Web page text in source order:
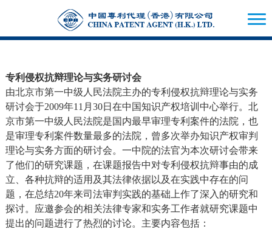
专利侵权抗辩理论与实务研讨会
由北京市第一中级人民法院主办的专利侵权抗辩理论与实务
研讨会于2009年11月30日在中国知识产权培训中心举行。北
京市第一中级人民法院是国内最早审理专利案件的法院，也
是审理专利案件数量最多的法院，曾多次举办知识产权审判
理论与实务方面的研讨会。一中院的法官为本次研讨会带来
了他们的研究课题，在课题报告中对专利侵权抗辩事由的成
立、各种抗辩的适用及其法律依据以及在实践中存在的问
题，在总结20年来司法审判实践的基础上作了深入的研究和
探讨。应邀参会的相关法律专家和实务工作者就研究课题中
提出的问题进行了热烈的讨论。主要内容包括：